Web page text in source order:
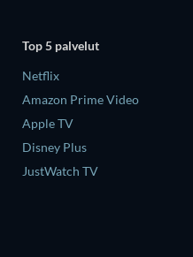
Top 5 palvelut
Netflix
Amazon Prime Video
Apple TV
Disney Plus
JustWatch TV